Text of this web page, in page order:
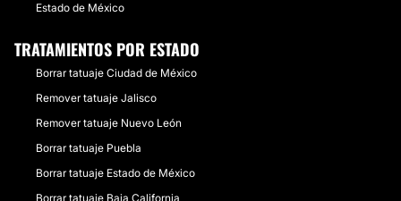
Estado de México
TRATAMIENTOS POR ESTADO
Borrar tatuaje Ciudad de México
Remover tatuaje Jalisco
Remover tatuaje Nuevo León
Borrar tatuaje Puebla
Borrar tatuaje Estado de México
Borrar tatuaje Baja California